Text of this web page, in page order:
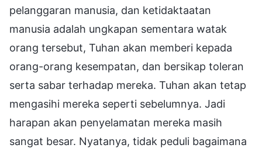
pelanggaran manusia, dan ketidaktaatan
manusia adalah ungkapan sementara watak
orang tersebut, Tuhan akan memberi kepada
orang-orang kesempatan, dan bersikap toleran
serta sabar terhadap mereka. Tuhan akan tetap
mengasihi mereka seperti sebelumnya. Jadi
harapan akan penyelamatan mereka masih
sangat besar. Nyatanya, tidak peduli bagaimana